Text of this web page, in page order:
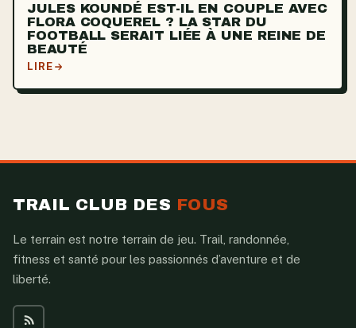
JULES KOUNDÉ EST-IL EN COUPLE AVEC
FLORA COQUEREL ? LA STAR DU
FOOTBALL SERAIT LIÉE À UNE REINE DE
BEAUTÉ
LIRE
TRAIL CLUB DES FOUS
Le terrain est notre terrain de jeu. Trail, randonnée,
fitness et santé pour les passionnés d’aventure et de
liberté.